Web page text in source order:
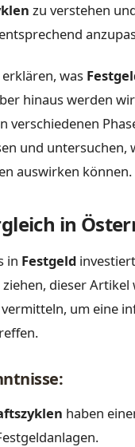
zu verstehen
entsprechend
was
hinaus werden
verschiedenen
und untersuchen,
auswirken können.
in
in Festgeld
dieser
um eine
haben